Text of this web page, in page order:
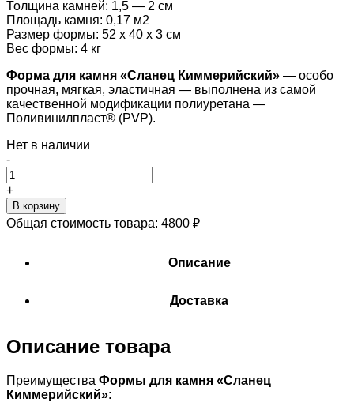
Толщина камней: 1,5 — 2 см
Площадь камня: 0,17 м2
Размер формы: 52 х 40 х 3 см
Вес формы: 4 кг
Форма для камня «Сланец Киммерийский» — особо
прочная, мягкая, эластичная — выполнена из самой
качественной модификации полиуретана —
Поливинилпласт® (PVP).
Нет в наличии
-
+
В корзину
Общая стоимость товара: 4800 ₽
Описание
Доставка
Описание товара
Преимущества Формы для камня «Сланец
Киммерийский»: